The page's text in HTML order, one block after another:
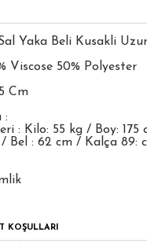
Yaka Beli Kusakli
Viscose 50% Polyester
Cm
:
: Kilo: 55 kg / Boy: 175
Bel : 62 cm / Kalça 89:
KOŞULLARI